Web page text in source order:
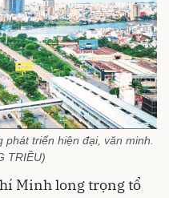
triển hiện đại, văn minh.
TRIỀU)
Minh long trọng tổ